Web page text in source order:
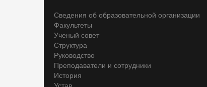
Сведения об образовательной организации
Факультеты
Ученый совет
Структура
Руководство
Преподаватели и сотрудники
История
Устав